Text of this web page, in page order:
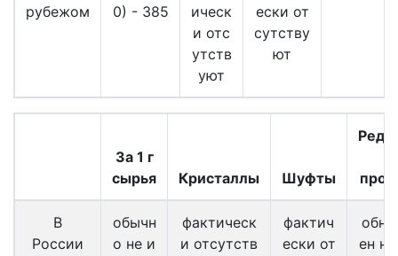
рубежом
0) - 385
ическ
и отс
утств
уют
ески от
сутству
ют
За 1 г
сырья
Кристаллы Шуфты
В
России
обычн
о не и
фактическ
и отсутств
фактич
ески от
ен